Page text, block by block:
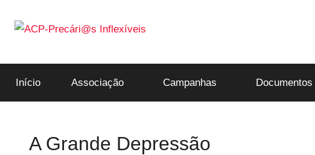
para
ACP-
Precári@s
Início Associação Campanhas Documentos
A Grande Depressão